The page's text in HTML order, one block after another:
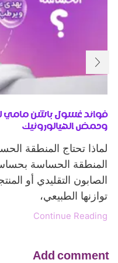
فوائد غسول باشن مامي
وحمض الهيالورونيك
لماذا تحتاج المنطقة
المنطقة الحساسة
الصابون التقليدي أو
توازنها الطبيعي،
Continue Reading
Add comment